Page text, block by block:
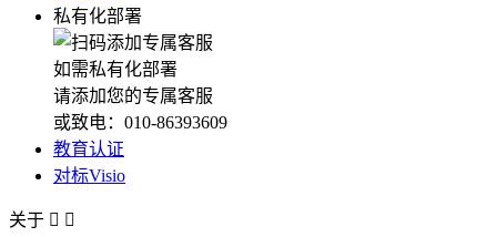
私有化部署
如需私有化部署
请添加您的专属客服
或致电：010-86393609
教育认证
对标Visio
关于  